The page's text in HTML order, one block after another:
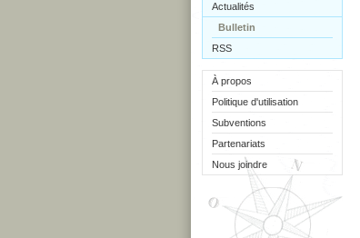
Actualités
Bulletin
RSS
À propos
Politique d'utilisation
Subventions
Partenariats
Nous joindre